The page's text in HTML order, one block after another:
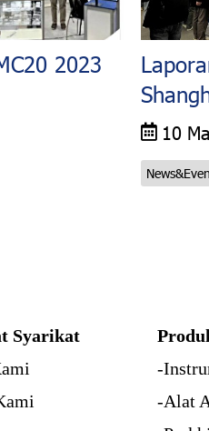
2023
10
Syarikat
-
-Alat